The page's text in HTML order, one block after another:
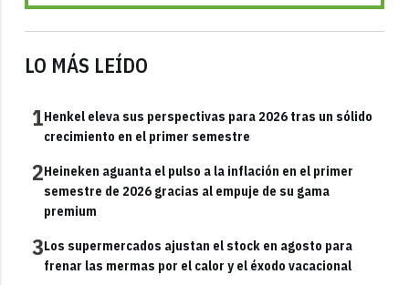
LO MÁS LEÍDO
1Henkel eleva sus perspectivas para 2026 tras un sólido
crecimiento en el primer semestre
2Heineken aguanta el pulso a la inflación en el primer
semestre de 2026 gracias al empuje de su gama
premium
3Los supermercados ajustan el stock en agosto para
frenar las mermas por el calor y el éxodo vacacional